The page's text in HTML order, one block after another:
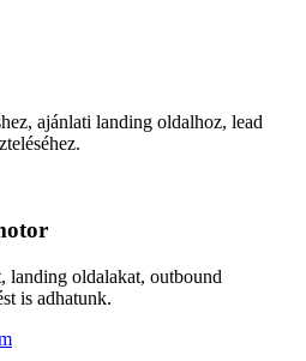
ajánlati landing oldalhoz, lead
landing oldalakat, outbound
is adhatunk.